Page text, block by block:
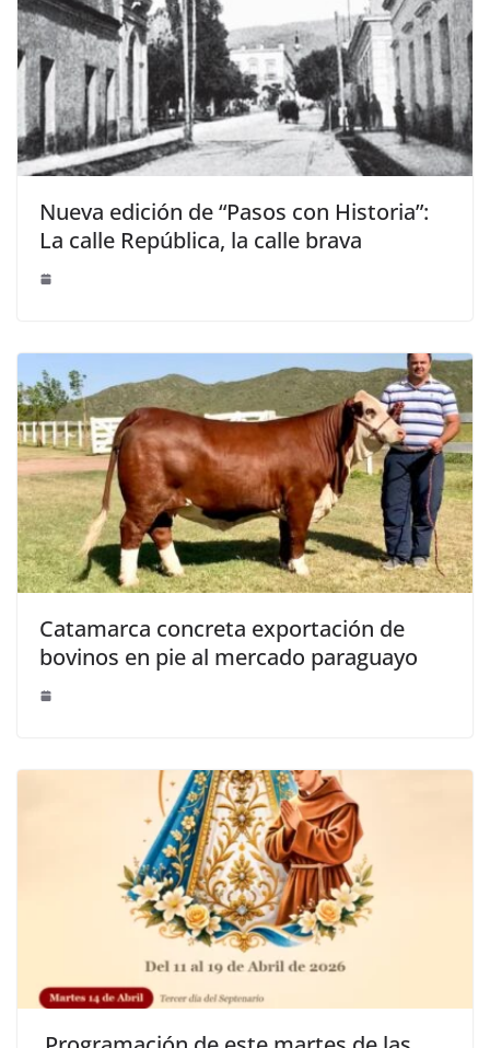
Nueva edición de “Pasos con Historia”:
La calle República, la calle brava
Catamarca concreta exportación de
bovinos en pie al mercado paraguayo